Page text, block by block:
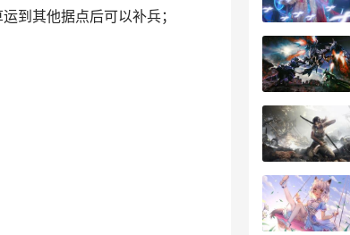
到其他据点后可以补兵；